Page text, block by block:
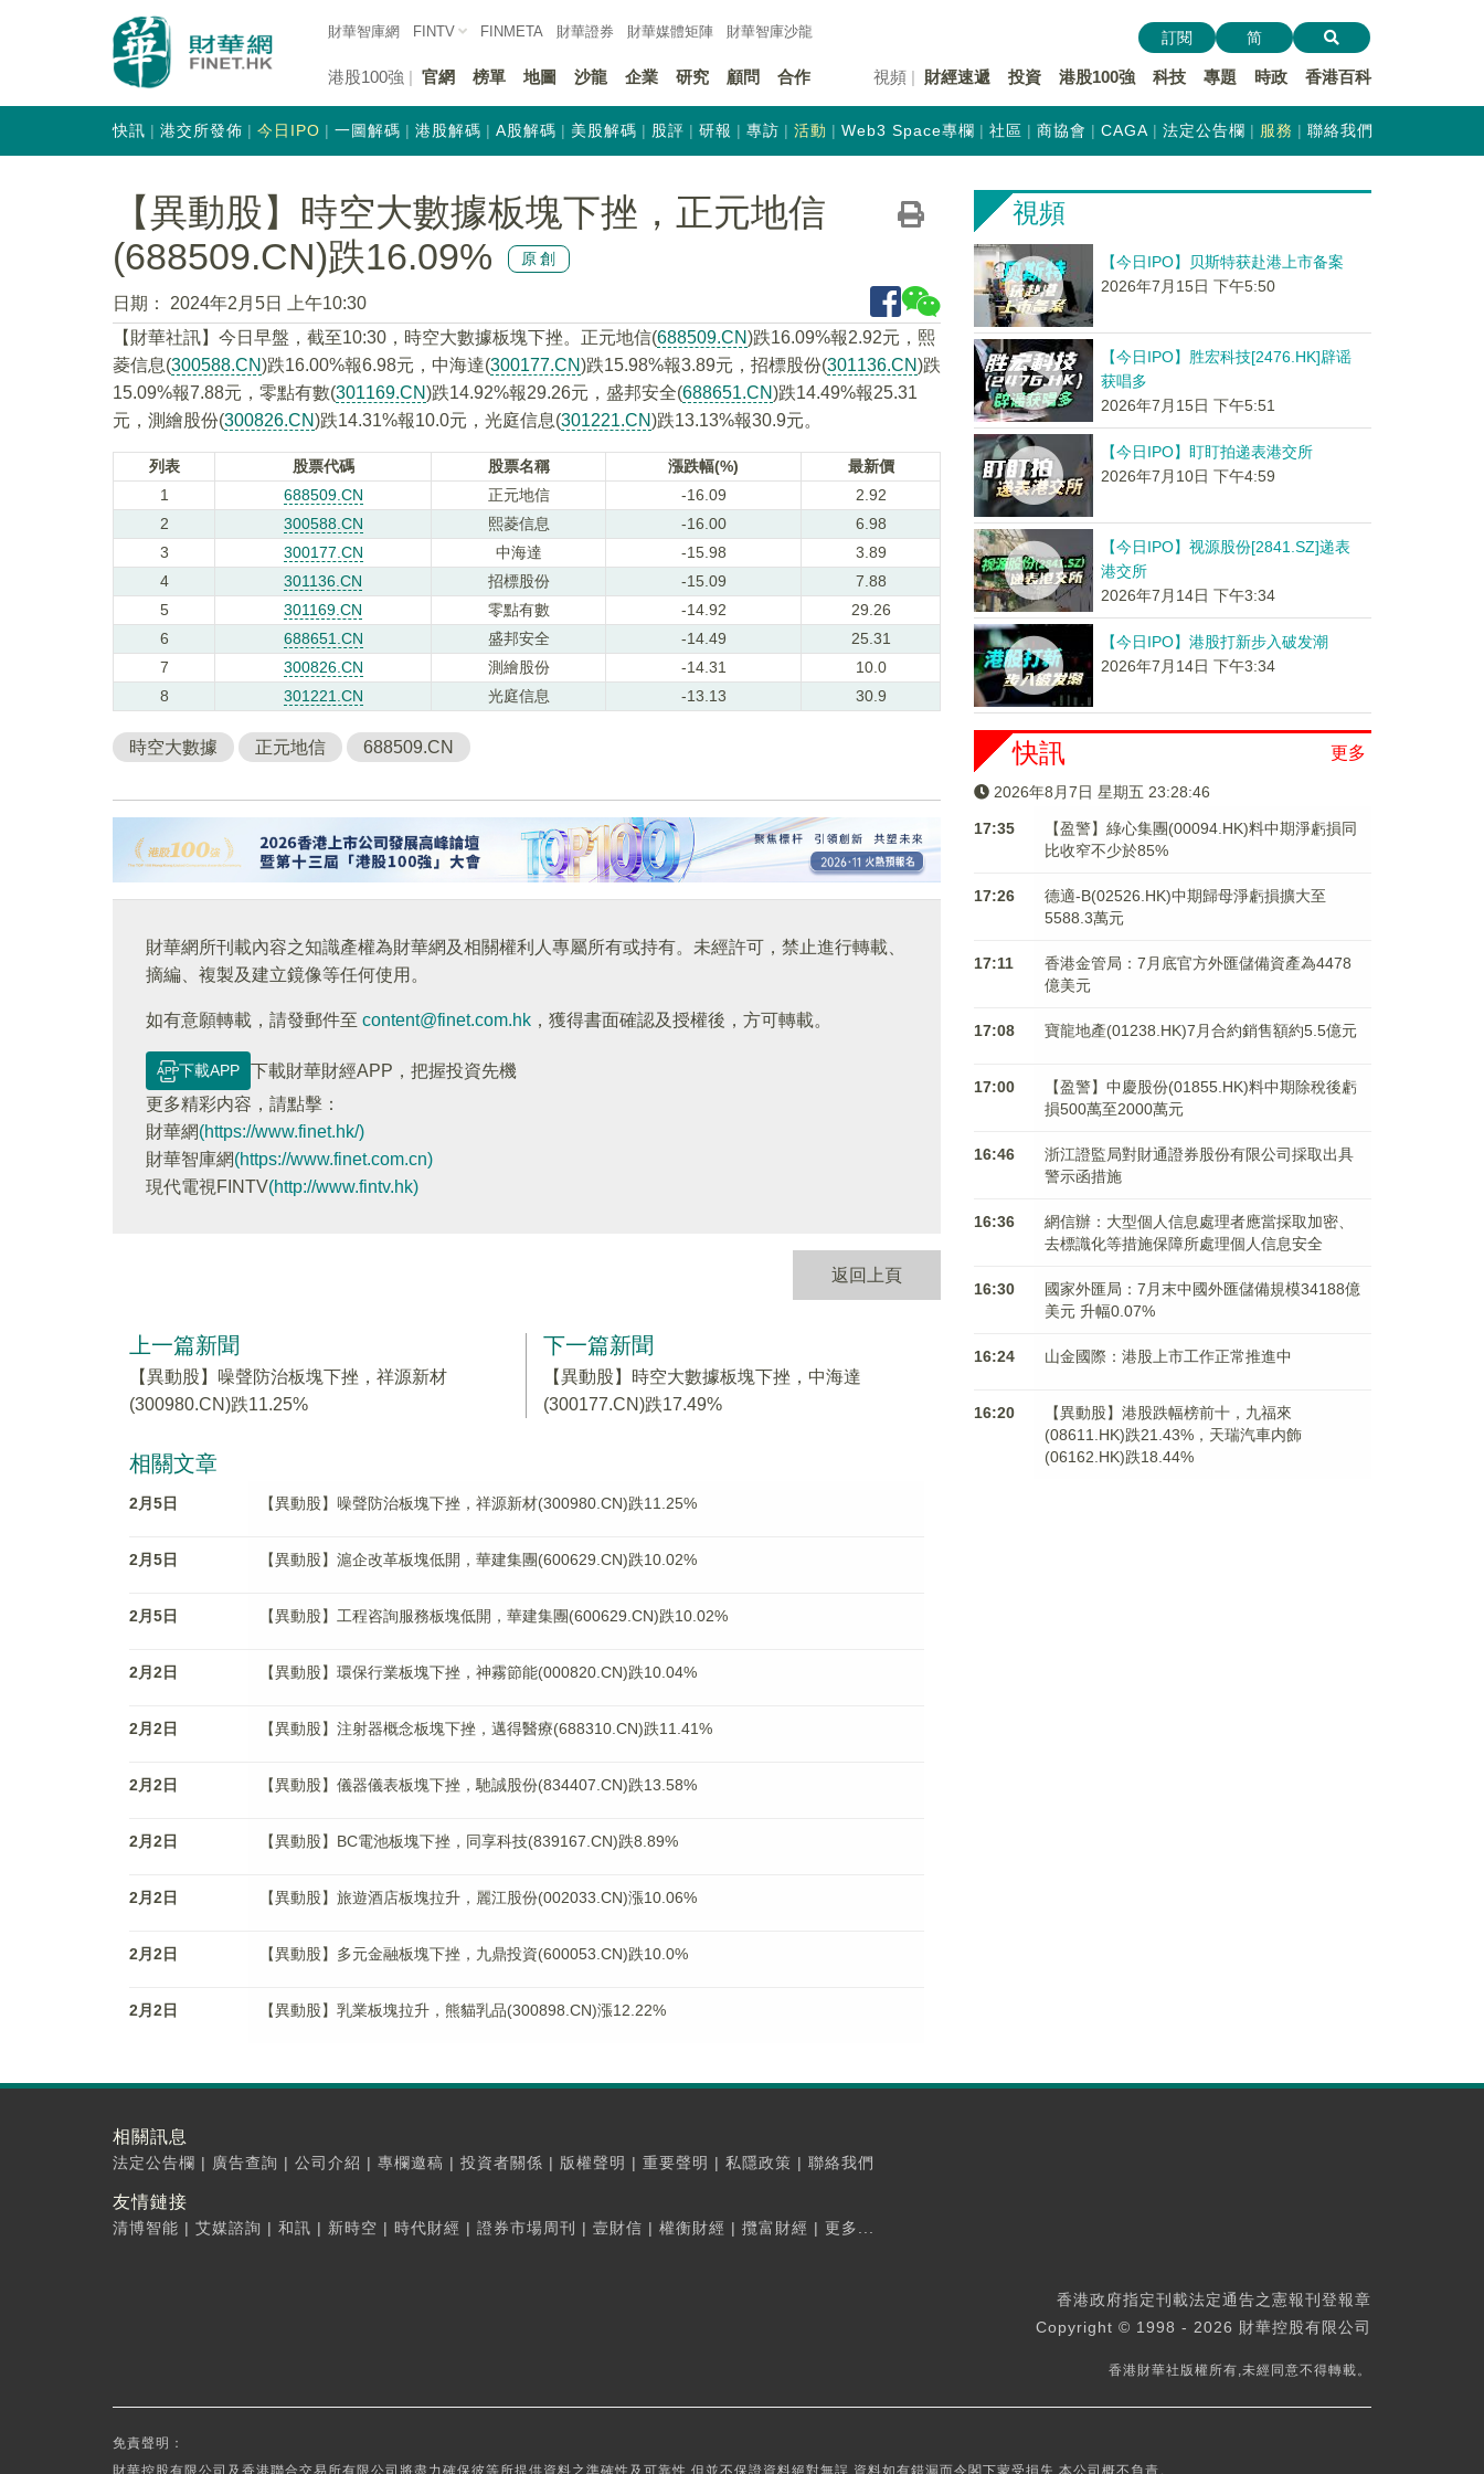
財華智庫網 FINTV FINMETA 財華證券 財華媒體矩陣 財華智庫沙龍
港股100強 官網 榜單 地圖 沙龍 企業 研究 顧問 合作 視頻 財經速遞 投資 港股100強 科技 專題 時政 香港百科
訂閱 简
快訊 港交所發佈 今日IPO 一圖解碼 港股解碼 A股解碼 美股解碼 股評 研報 專訪 活動 Web3 Space專欄 社區 商協會 CAGA 法定公告欄 服務 聯絡我們
【異動股】時空大數據板塊下挫，正元地信
(688509.CN)跌16.09%
原創
日期：
2024年2月5日 上午10:30
【財華社訊】今日早盤，截至10:30，時空大數據板塊下挫。正元地信(688509.CN)跌16.09%報2.92元，熙
菱信息(300588.CN)跌16.00%報6.98元，中海達(300177.CN)跌15.98%報3.89元，招標股份(301136.CN)跌
15.09%報7.88元，零點有數(301169.CN)跌14.92%報29.26元，盛邦安全(688651.CN)跌14.49%報25.31
元，測繪股份(300826.CN)跌14.31%報10.0元，光庭信息(301221.CN)跌13.13%報30.9元。
列表 股票代碼 股票名稱 漲跌幅(%)
最新價
1
688509.CN 正元地信 -16.09
2.92
2
300588.CN 熙菱信息 -16.00
6.98
3
300177.CN 中海達 -15.98
3.89
4
301136.CN 招標股份 -15.09
7.88
5
301169.CN 零點有數 -14.92
29.26
6
688651.CN 盛邦安全 -14.49
25.31
7
300826.CN 測繪股份 -14.31
10.0
8
301221.CN 光庭信息 -13.13 30.9
時空大數據 正元地信 688509.CN
財華網所刊載內容之知識產權為財華網及相關權利人專屬所有或持有。未經許可，禁止進行轉載、
摘編、複製及建立鏡像等任何使用。
如有意願轉載，請發郵件至 content@finet.com.hk ，獲得書面確認及授權後，方可轉載。
下載APP
下載財華財經APP，把握投資先機
更多精彩内容，請點擊：
財華網(https://www.finet.hk/)
財華智庫網(https://www.finet.com.cn)
現代電視FINTV(http://www.fintv.hk)
返回上頁
上一篇新聞
【異動股】噪聲防治板塊下挫，祥源新材
(300980.CN)跌11.25%
下一篇新聞
【異動股】時空大數據板塊下挫，中海達
(300177.CN)跌17.49%
相關文章
2月5日 【異動股】噪聲防治板塊下挫，祥源新材(300980.CN)跌11.25%
2月5日 【異動股】滬企改革板塊低開，華建集團(600629.CN)跌10.02%
2月5日 【異動股】工程咨詢服務板塊低開，華建集團(600629.CN)跌10.02%
2月2日 【異動股】環保行業板塊下挫，神霧節能(000820.CN)跌10.04%
2月2日 【異動股】注射器概念板塊下挫，邁得醫療(688310.CN)跌11.41%
2月2日 【異動股】儀器儀表板塊下挫，馳誠股份(834407.CN)跌13.58%
2月2日 【異動股】BC電池板塊下挫，同享科技(839167.CN)跌8.89%
2月2日 【異動股】旅遊酒店板塊拉升，麗江股份(002033.CN)漲10.06%
2月2日 【異動股】多元金融板塊下挫，九鼎投資(600053.CN)跌10.0%
2月2日 【異動股】乳業板塊拉升，熊貓乳品(300898.CN)漲12.22%
視頻
【今日IPO】贝斯特获赴港上市备案
2026年7月15日 下午5:50
【今日IPO】胜宏科技[2476.HK]辟谣
获唱多
2026年7月15日 下午5:51
【今日IPO】盯盯拍递表港交所
2026年7月10日 下午4:59
【今日IPO】视源股份[2841.SZ]递表
港交所
2026年7月14日 下午3:34
【今日IPO】港股打新步入破发潮
2026年7月14日 下午3:34
更多
快訊
2026年8月7日 星期五 23:28:46
17:35
【盈警】綠心集團(00094.HK)料中期淨虧損同
比收窄不少於85%
17:26
德適-B(02526.HK)中期歸母淨虧損擴大至
5588.3萬元
17:11
香港金管局：7月底官方外匯儲備資產為4478
億美元
17:08 寶龍地產(01238.HK)7月合約銷售額約5.5億元
17:00
【盈警】中慶股份(01855.HK)料中期除稅後虧
損500萬至2000萬元
16:46
浙江證監局對財通證券股份有限公司採取出具
警示函措施
16:36
網信辦：大型個人信息處理者應當採取加密、
去標識化等措施保障所處理個人信息安全
16:30
國家外匯局：7月末中國外匯儲備規模34188億
美元 升幅0.07%
16:24 山金國際：港股上市工作正常推進中
16:20
【異動股】港股跌幅榜前十，九福來
(08611.HK)跌21.43%，天瑞汽車内飾
(06162.HK)跌18.44%
相關訊息
法定公告欄 | 廣告查詢 | 公司介紹 | 專欄邀稿 | 投資者關係 | 版權聲明 | 重要聲明 | 私隱政策 | 聯絡我們
友情鏈接
清博智能 | 艾媒諮詢 | 和訊 | 新時空 | 時代財經 | 證券市場周刊 | 壹財信 | 權衡財經 | 攬富財經 | 更多...
香港政府指定刊載法定通告之憲報刊登報章
Copyright © 1998 - 2026 財華控股有限公司
香港財華社版權所有,未經同意不得轉載。
免責聲明：